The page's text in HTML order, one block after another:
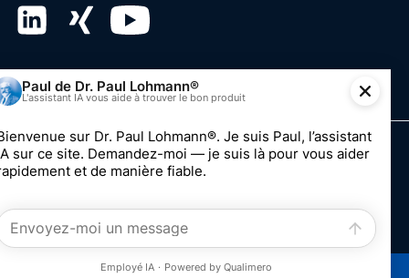
© 2026 Dr. Paul Lohmann GmbH & Co. KGaA
Impression
Vie privée
Système de dénonciation
Modifier le consentement